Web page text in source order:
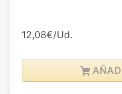
12,08€/Ud.